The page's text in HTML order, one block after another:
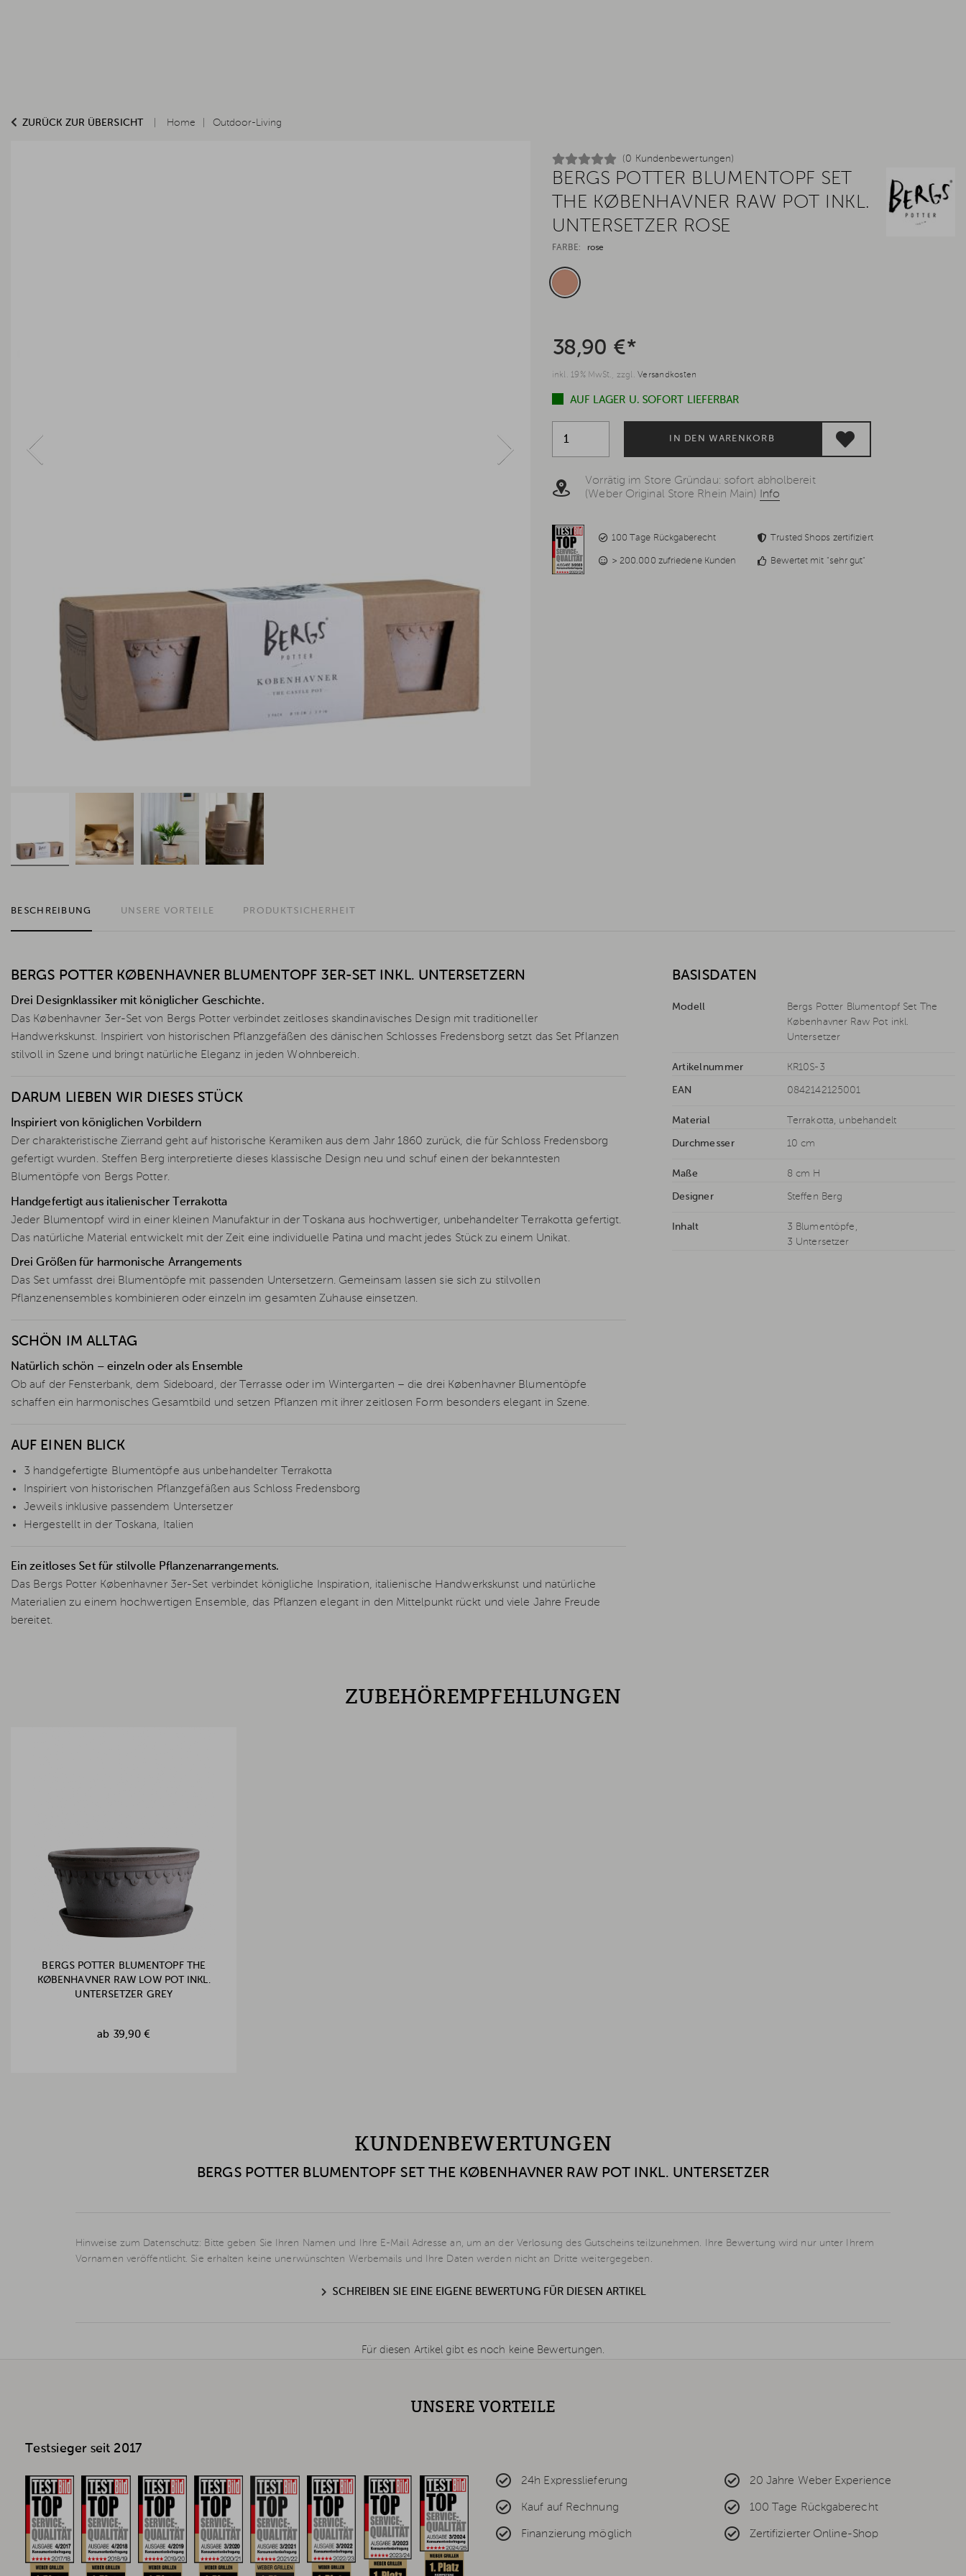
ZURÜCK ZUR ÜBERSICHT Home Outdoor-Living
(0 Kundenbewertungen)
BERGS POTTER BLUMENTOPF SET
THE KØBENHAVNER RAW POT INKL.
UNTERSETZER ROSE
FARBE: rose
38,90 €*
inkl. 19% MwSt., zzgl.Versandkosten
AUF LAGER U. SOFORT LIEFERBAR
IN DEN WARENKORB
Vorrätig im Store Gründau: sofort abholbereit
(Weber Original Store Rhein Main)
Info
100 Tage Rückgaberecht Trusted Shops zertifiziert
> 200.000 zufriedene Kunden Bewertet mit "sehr gut"
BESCHREIBUNG UNSERE VORTEILE PRODUKTSICHERHEIT
BERGS POTTER KØBENHAVNER BLUMENTOPF 3ER-SET INKL. UNTERSETZERN
Drei Designklassiker mit königlicher Geschichte.
Das Københavner 3er-Set von Bergs Potter verbindet zeitloses skandinavisches Design mit traditioneller
Handwerkskunst. Inspiriert von historischen Pflanzgefäßen des dänischen Schlosses Fredensborg setzt das Set Pflanzen
stilvoll in Szene und bringt natürliche Eleganz in jeden Wohnbereich.
DARUM LIEBEN WIR DIESES STÜCK
Inspiriert von königlichen Vorbildern
Der charakteristische Zierrand geht auf historische Keramiken aus dem Jahr 1860 zurück, die für Schloss Fredensborg
gefertigt wurden. Steffen Berg interpretierte dieses klassische Design neu und schuf einen der bekanntesten
Blumentöpfe von Bergs Potter.
Handgefertigt aus italienischer Terrakotta
Jeder Blumentopf wird in einer kleinen Manufaktur in der Toskana aus hochwertiger, unbehandelter Terrakotta gefertigt.
Das natürliche Material entwickelt mit der Zeit eine individuelle Patina und macht jedes Stück zu einem Unikat.
Drei Größen für harmonische Arrangements
Das Set umfasst drei Blumentöpfe mit passenden Untersetzern. Gemeinsam lassen sie sich zu stilvollen
Pflanzenensembles kombinieren oder einzeln im gesamten Zuhause einsetzen.
SCHÖN IM ALLTAG
Natürlich schön – einzeln oder als Ensemble
Ob auf der Fensterbank, dem Sideboard, der Terrasse oder im Wintergarten – die drei Københavner Blumentöpfe
schaffen ein harmonisches Gesamtbild und setzen Pflanzen mit ihrer zeitlosen Form besonders elegant in Szene.
AUF EINEN BLICK
3 handgefertigte Blumentöpfe aus unbehandelter Terrakotta
Inspiriert von historischen Pflanzgefäßen aus Schloss Fredensborg
Jeweils inklusive passendem Untersetzer
Hergestellt in der Toskana, Italien
Ein zeitloses Set für stilvolle Pflanzenarrangements.
Das Bergs Potter Københavner 3er-Set verbindet königliche Inspiration, italienische Handwerkskunst und natürliche
Materialien zu einem hochwertigen Ensemble, das Pflanzen elegant in den Mittelpunkt rückt und viele Jahre Freude
bereitet.
BASISDATEN
Modell
Bergs Potter Blumentopf Set The
Københavner Raw Pot inkl.
Untersetzer
Artikelnummer KR10S-3
EAN 0842142125001
Material Terrakotta, unbehandelt
Durchmesser 10 cm
Maße 8 cm H
Designer Steffen Berg
Inhalt
3 Blumentöpfe,
3 Untersetzer
ZUBEHÖREMPFEHLUNGEN
BERGS POTTER BLUMENTOPF THE
KØBENHAVNER RAW LOW POT INKL.
UNTERSETZER GREY
ab 39,90 €
KUNDENBEWERTUNGEN
BERGS POTTER BLUMENTOPF SET THE KØBENHAVNER RAW POT INKL. UNTERSETZER
Hinweise zum Datenschutz: Bitte geben Sie Ihren Namen und Ihre E-Mail Adresse an, um an der Verlosung des Gutscheins teilzunehmen. Ihre Bewertung wird nur unter Ihrem
Vornamen veröffentlicht. Sie erhalten keine unerwünschten Werbemails und Ihre Daten werden nicht an Dritte weitergegeben.
SCHREIBEN SIE EINE EIGENE BEWERTUNG FÜR DIESEN ARTIKEL
Für diesen Artikel gibt es noch keine Bewertungen.
UNSERE VORTEILE
Testsieger seit 2017
24h Expresslieferung
Kauf auf Rechnung
Finanzierung möglich
20 Jahre Weber Experience
100 Tage Rückgaberecht
Zertifizierter Online-Shop